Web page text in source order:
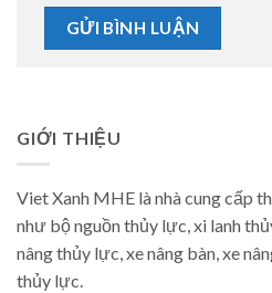
GIỚI THIỆU
Viet Xanh MHE là nhà cung cấp
như bộ nguồn thủy lực, xi lanh
nâng thủy lực, xe nâng bàn, xe
thủy lực.